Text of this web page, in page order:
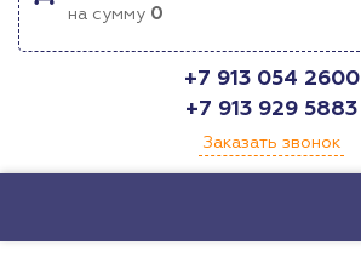
на сумму 0
+7 913 054 2600
+7 913 929 5883
Заказать звонок